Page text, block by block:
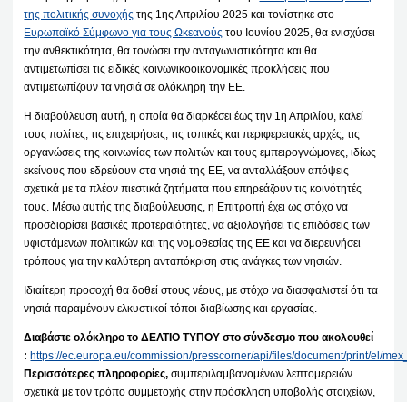
της πολιτικής συνοχής της 1ης Απριλίου 2025 και τονίστηκε στο
Ευρωπαϊκό Σύμφωνο για τους Ωκεανούς του Ιουνίου 2025, θα ενισχύσει
την ανθεκτικότητα, θα τονώσει την ανταγωνιστικότητα και θα
αντιμετωπίσει τις ειδικές κοινωνικοοικονομικές προκλήσεις που
αντιμετωπίζουν τα νησιά σε ολόκληρη την ΕΕ.
Η διαβούλευση αυτή, η οποία θα διαρκέσει έως την 1η Απριλίου, καλεί
τους πολίτες, τις επιχειρήσεις, τις τοπικές και περιφερειακές αρχές, τις
οργανώσεις της κοινωνίας των πολιτών και τους εμπειρογνώμονες, ιδίως
εκείνους που εδρεύουν στα νησιά της ΕΕ, να ανταλλάξουν απόψεις
σχετικά με τα πλέον πιεστικά ζητήματα που επηρεάζουν τις κοινότητές
τους. Μέσω αυτής της διαβούλευσης, η Επιτροπή έχει ως στόχο να
προσδιορίσει βασικές προτεραιότητες, να αξιολογήσει τις επιδόσεις των
υφιστάμενων πολιτικών και της νομοθεσίας της ΕΕ και να διερευνήσει
τρόπους για την καλύτερη ανταπόκριση στις ανάγκες των νησιών.
Ιδιαίτερη προσοχή θα δοθεί στους νέους, με στόχο να διασφαλιστεί ότι τα
νησιά παραμένουν ελκυστικοί τόποι διαβίωσης και εργασίας.
Διαβάστε ολόκληρο το ΔΕΛΤΙΟ ΤΥΠΟΥ στο σύνδεσμο που ακολουθεί
: https://ec.europa.eu/commission/presscorner/api/files/document/print/el/
Περισσότερες πληροφορίες, συμπεριλαμβανομένων λεπτομερειών
σχετικά με τον τρόπο συμμετοχής στην πρόσκληση υποβολής στοιχείων,